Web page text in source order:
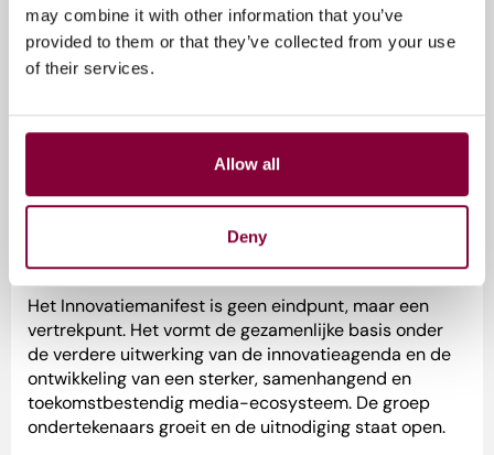
may combine it with other information that you’ve
provided to them or that they’ve collected from your use
of their services.
Allow all
Deny
Van manifest naar beweging
Het Innovatiemanifest is geen eindpunt, maar een
vertrekpunt. Het vormt de gezamenlijke basis onder
de verdere uitwerking van de innovatieagenda en de
ontwikkeling van een sterker, samenhangend en
toekomstbestendig media-ecosysteem. De groep
ondertekenaars groeit en de uitnodiging staat open.